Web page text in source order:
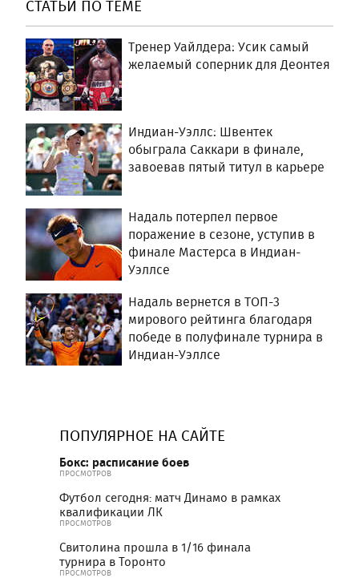
СТАТЬИ ПО ТЕМЕ
Тренер Уайлдера: Усик самый
желаемый соперник для Деонтея
Индиан-Уэллс: Швентек
обыграла Саккари в финале,
завоевав пятый титул в карьере
Надаль потерпел первое
поражение в сезоне, уступив в
финале Мастерса в Индиан-
Уэллсе
Надаль вернется в ТОП-3
мирового рейтинга благодаря
победе в полуфинале турнира в
Индиан-Уэллсе
ПОПУЛЯРНОЕ НА САЙТЕ
Бокс: расписание боев
ПРОСМОТРОВ
Футбол сегодня: матч Динамо в рамках
квалификации ЛК
ПРОСМОТРОВ
Свитолина прошла в 1/16 финала
турнира в Торонто
ПРОСМОТРОВ